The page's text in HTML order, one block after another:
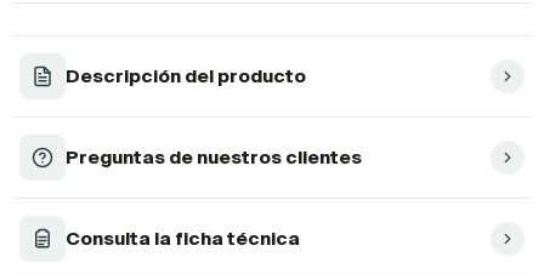
Descripción del producto
Preguntas de nuestros clientes
Consulta la ficha técnica